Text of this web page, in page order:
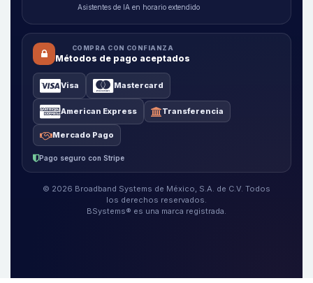
Asistentes de IA en horario extendido
COMPRA CON CONFIANZA
Métodos de pago aceptados
Visa Mastercard
American Express Transferencia
Mercado Pago
Pago seguro con Stripe
© 2026 Broadband Systems de México, S.A. de C.V. Todos
los derechos reservados.
BSystems® es una marca registrada.